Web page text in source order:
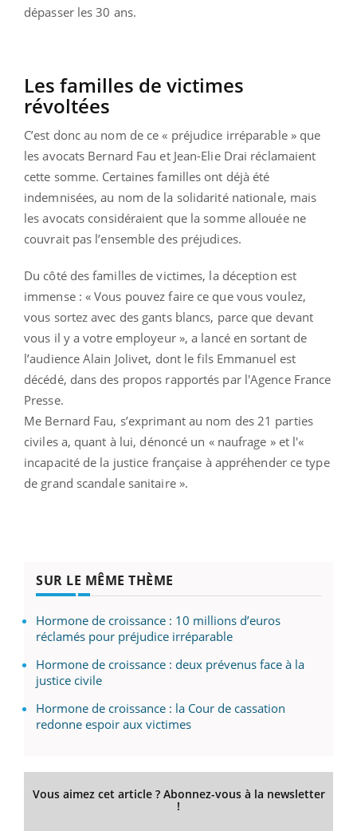
dépasser les 30 ans.
Les familles de victimes
révoltées
C’est donc au nom de ce « préjudice irréparable » que
les avocats Bernard Fau et Jean-Elie Drai réclamaient
cette somme. Certaines familles ont déjà été
indemnisées, au nom de la solidarité nationale, mais
les avocats considéraient que la somme allouée ne
couvrait pas l’ensemble des préjudices.
Du côté des familles de victimes, la déception est
immense : « Vous pouvez faire ce que vous voulez,
vous sortez avec des gants blancs, parce que devant
vous il y a votre employeur », a lancé en sortant de
l’audience Alain Jolivet, dont le fils Emmanuel est
décédé, dans des propos rapportés par l'Agence France
Presse.
Me Bernard Fau, s’exprimant au nom des 21 parties
civiles a, quant à lui, dénoncé un « naufrage » et l'«
incapacité de la justice française à appréhender ce type
de grand scandale sanitaire ».
SUR LE MÊME THÈME
Hormone de croissance : 10 millions d’euros
réclamés pour préjudice irréparable
Hormone de croissance : deux prévenus face à la
justice civile
Hormone de croissance : la Cour de cassation
redonne espoir aux victimes
Vous aimez cet article ? Abonnez-vous à la newsletter
!